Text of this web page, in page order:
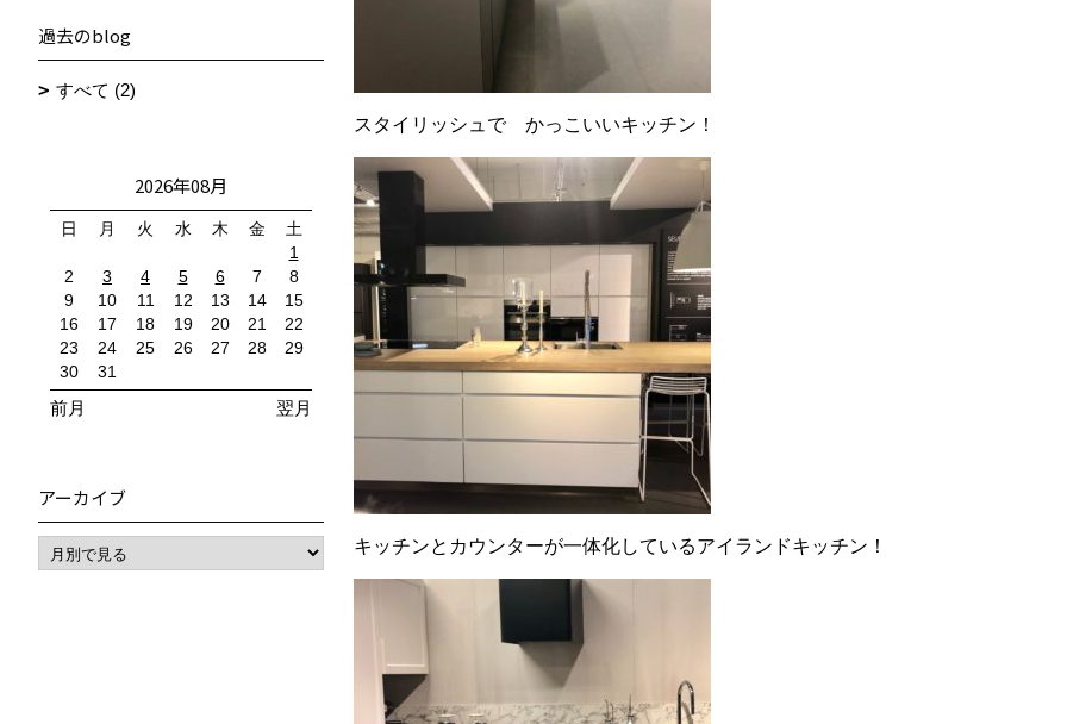
スタイリッシュで かっこいいキッチン！
キッチンとカウンターが一体化しているアイランドキッチン！
過去のblog
すべて (2)
2026年08月
日 月 火 水 木 金
土
1
2
3 4 5 6 7
8
9
10 11 12 13 14
15
16
17 18 19 20 21
22
23
24 25 26 27 28
29
30
31
前月 翌月
アーカイブ